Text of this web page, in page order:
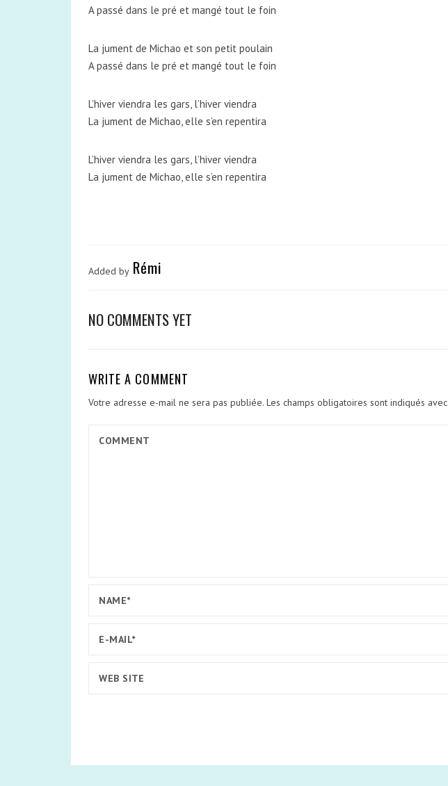
A passé dans le pré et mangé tout le foin
La jument de Michao et son petit poulain
A passé dans le pré et mangé tout le foin
L’hiver viendra les gars, l’hiver viendra
La jument de Michao, elle s’en repentira
L’hiver viendra les gars, l’hiver viendra
La jument de Michao, elle s’en repentira
Added by Rémi
NO COMMENTS YET
WRITE A COMMENT
Votre adresse e-mail ne sera pas publiée. Les champs obligatoires sont indiqués avec